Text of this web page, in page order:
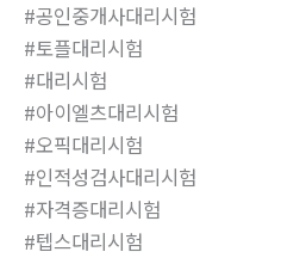
#공인중개사대리시험
#토플대리시험
#대리시험
#아이엘츠대리시험
#오픽대리시험
#인적성검사대리시험
#자격증대리시험
#텝스대리시험